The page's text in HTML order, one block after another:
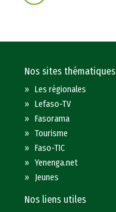
Nos sites thématiques
»Les régionales
»Lefaso-TV
»Fasorama
»Tourisme
»Faso-TIC
»Yenenga.net
» Jeunes
Nos liens utiles